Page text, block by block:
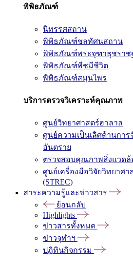
พิพิธภัณฑ์
นิทรรศสถาน
พิพิธภัณฑ์ชลทัศนสถาน
พิพิธภัณฑ์พระจุฑาธุชราช
พิพิธภัณฑ์พืชมีชีวิต
พิพิธภัณฑ์สมุนไพร
บริการตรวจวิเคราะห์คุณภาพ
ศูนย์วิทยาศาสตร์ฮาลาล
ศูนย์ความเป็นเลิศด้านการ
อันตราย
ตรวจสอบคุณภาพสิ่งแวดล้
ศูนย์เครื่องมือวิจัยวิทยาศา
(STREC)
สาระความรู้และข่าวสาร
ย้อนกลับ
Highlights
ข่าวสารทั้งหมด
ข่าวจุฬาฯ
ปฏิทินกิจกรรม